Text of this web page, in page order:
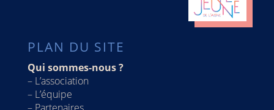
PLAN DU SITE
Qui sommes-nous ?
– L’association
– L’équipe